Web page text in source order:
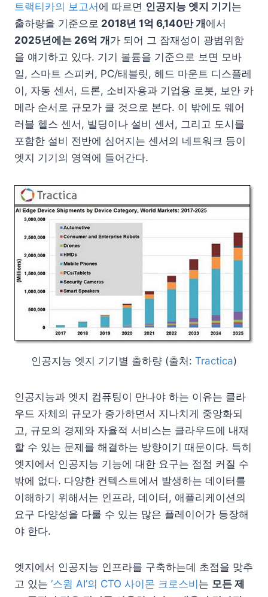
트랙티카의 보고서 에 따르면 인공지능 엣지 기기 는
출하량을 기준으로 2018년 1억 6,140만 개 에서
2025년에는 26억 개 가 되어 그 잠재성이 광범위함
을 얘기하고 있다. 기기 볼륨을 기준으로 보면 모바
일, 스마트 스피커, PC/태블릿, 헤드 마운트 디스플레
이, 자동 센서, 드론, 소비자용과 기업용 로봇, 보안 카
메라 순서로 규모가 클 것으로 본다. 이 밖에도 웨어
러블 헬스 센서, 빌딩이나 설비 센서, 그리고 도시를
포함한 설비 전반에 심어지는 센서의 네트워크 등이
엣지 기기의 영역에 들어간다.
인공지능 엣지 기기별 출하량 (출처: Tractica)
인공지능과 엣지 컴퓨팅이 만나야 하는 이유는 클라
우드 자체의 규모가 증가하면서 지나치게 중앙화되
고, 규모의 경제와 자율적 서비스는 클라우드에 내재
할 수 있는 문제를 해결하는 방향이기 때문이다. 특히
엣지에서 인공지능 기능에 대한 요구는 점점 커질 수
밖에 없다. 다양한 컨텍스트에서 발생하는 데이터를
이해하기 위해서는 인프라, 데이터, 애플리케이션의
요구 다양성을 다룰 수 있는 많은 플레이어가 등장해
야 한다.
엣지에서 인공지능 인프라를 구축하는데 초점을 맞추
고 있는 ‘스윔 AI’의 CTO 사이몬 크로스비 는 모든 제